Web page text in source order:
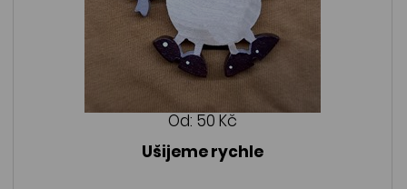
Od: 50 Kč
Ušijeme rychle